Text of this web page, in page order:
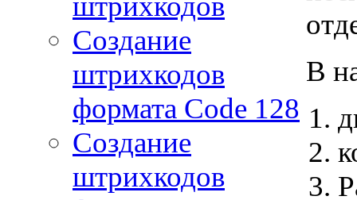
Создание
штрихкодов
формата Code 128
Создание
штрихкодов
В